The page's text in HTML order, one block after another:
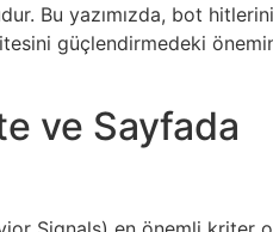
Bu yazımızda, bot
güçlendirmedeki
ve Sayfada